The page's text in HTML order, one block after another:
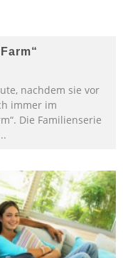
nachdem sie vor
immer im
Die Familienserie